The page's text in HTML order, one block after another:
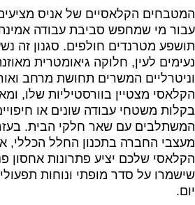
המטבחים הקלאסיים של אניס
עבור מי שמחפש סביבת עבודה
תושפע מטרנדים חולפים. סגנון זה
נעימים לעין, חלוקה גיאומטרית
וניטרליים המשרים תחושת מרחב
הקלאסי מצטיין בוורסטיליות שלו,
בקלות משטחי עבודה שונים או
המשתלבים עם שאר חלקי הבית.
מעצבי החברה בתכנון החלל הכללי,
הקלאסי שלכם יציע פתרונות אחסון
שישמרו על סדר מופתי ונוחות
יום.